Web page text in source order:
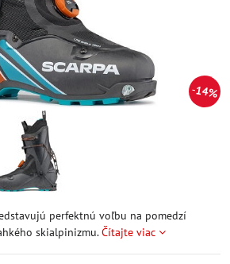
14%
perfektnú voľbu na pomedzí
skialpinizmu.Čítajte viac